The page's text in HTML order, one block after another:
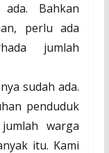
Bahkan
perlu ada
jumlah
sudah ada.
penduduk
warga
itu. Kami